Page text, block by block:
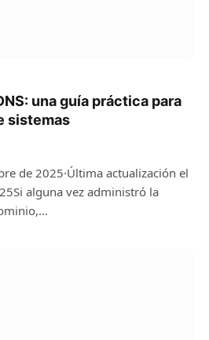
una guía práctica para
sistemas
de 2025·Última actualización el
alguna vez administró la